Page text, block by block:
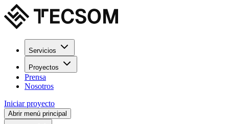
Servicios
Proyectos
Prensa
Nosotros
Iniciar proyecto
Abrir menú principal